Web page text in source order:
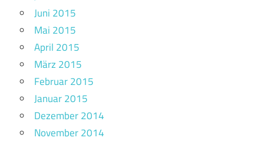
Juni 2015
Mai 2015
April 2015
März 2015
Februar 2015
Januar 2015
Dezember 2014
November 2014